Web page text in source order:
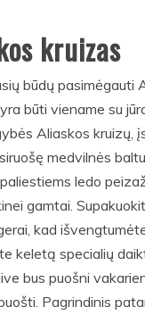
kruizas
būdų pasimėgauti
būti viename su
Aliaskos kruizų,
medvilnės
ledo
gamtai.
kad
keletą specialių
bus puošni
Pagrindinis